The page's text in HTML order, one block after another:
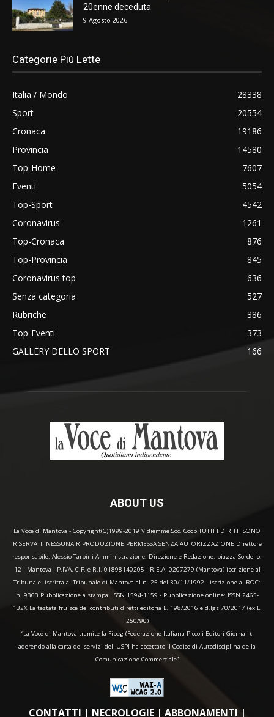
20enne deceduta
9 Agosto 2026
Categorie Più Lette
Italia / Mondo
28338
Sport
20554
Cronaca
19186
Provincia
14580
Top-Home
7607
Eventi
5054
Top-Sport
4542
Coronavirus
1261
Top-Cronaca
876
Top-Provincia
845
Coronavirus top
636
Senza categoria
527
Rubriche
386
Top-Eventi
373
GALLERY DELLO SPORT
166
ABOUT US
La Voce di Mantova - Copyright(C)1999-2019 Vidiemme Soc. Coop TUTTI I DIRITTI SONO
RISERVATI. NESSUNA RIPRODUZIONE PERMESSA SENZA AUTORIZZAZIONE Direttore
responsabile: Alessio Tarpini Amministrazione, Direzione e Redazione: piazza Sordello,
12 - Mantova - P.IVA, C.F. e R.I. 01898140205 - R.E.A. 0207279 (Mantova) iscrizione al
Tribunale: iscritta al Tribunale di Mantova al n. 25 del 30/11/1992 - iscrizione al ROC:
n. 9363 Pubblicazione a stampa: ISSN 1594-1159 - Pubblicazione online: ISSN 2465-
132X La testata fruisce dei contributi diretti editoria L. 198/2016 e d.lgs 70/2017 (ex L.
250/90)
“La Voce di Mantova tramite la Fipeg (Federazione Italiana Piccoli Editori Giornali),
aderendo alla carta dei servizi dell'USPI ha accettato il Codice di Autodisciplina della
Comunicazione Commerciale"
CONTATTI | NECROLOGIE| ABBONAMENTI |